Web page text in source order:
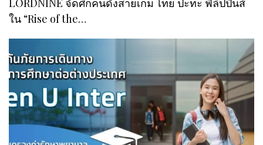
LORDNINE จัดศึกคนดังสายเกม ไทย ปะทะ ฟิลิปปินส์
ใน “Rise of the…